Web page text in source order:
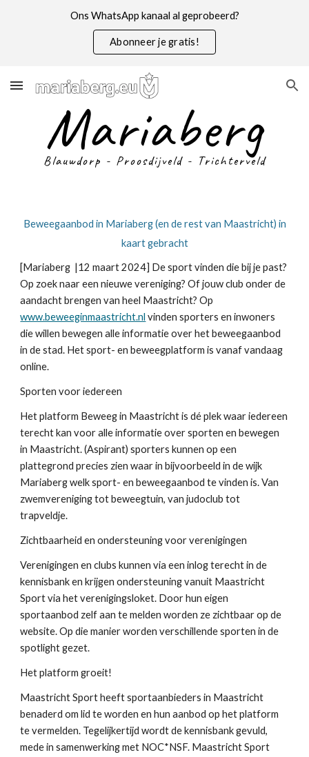
Ons WhatsApp kanaal al geprobeerd?
Abonneer je gratis!
Mariaberg
Blauwdorp - Proosdijveld - Trichterveld
Beweegaanbod in Mariaberg (en de rest van Maastricht) in
kaart gebracht
[Mariaberg |12 maart 2024] De sport vinden die bij je past?
Op zoek naar een nieuwe vereniging? Of jouw club onder de
aandacht brengen van heel Maastricht? Op
www.beweeginmaastricht.nl vinden sporters en inwoners
die willen bewegen alle informatie over het beweegaanbod
in de stad. Het sport- en beweegplatform is vanaf vandaag
online.
Sporten voor iedereen
Het platform Beweeg in Maastricht is dé plek waar iedereen
terecht kan voor alle informatie over sporten en bewegen
in Maastricht. (Aspirant) sporters kunnen op een
plattegrond precies zien waar in bijvoorbeeld in de wijk
Mariaberg welk sport- en beweegaanbod te vinden is. Van
zwemvereniging tot beweegtuin, van judoclub tot
trapveldje.
Zichtbaarheid en ondersteuning voor verenigingen
Verenigingen en clubs kunnen via een inlog terecht in de
kennisbank en krijgen ondersteuning vanuit Maastricht
Sport via het verenigingsloket. Door hun eigen
sportaanbod zelf aan te melden worden ze zichtbaar op de
website. Op die manier worden verschillende sporten in de
spotlight gezet.
Het platform groeit!
Maastricht Sport heeft sportaanbieders in Maastricht
benaderd om lid te worden en hun aanbod op het platform
te vermelden. Tegelijkertijd wordt de kennisbank gevuld,
mede in samenwerking met NOC*NSF. Maastricht Sport